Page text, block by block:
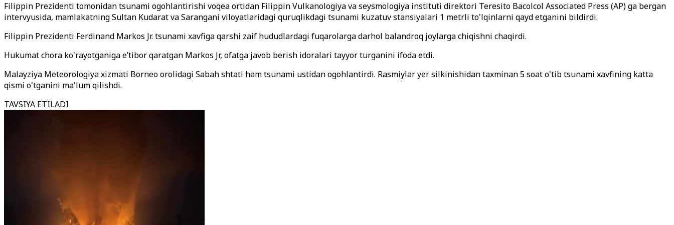
Filippin Prezidenti tomonidan tsunami ogohlantirishi voqea ortidan Filippin Vulkanologiya va seysmologiya instituti direktori Teresito Bacolcol Associated Press (AP) ga bergan
intervyusida, mamlakatning Sultan Kudarat va Sarangani viloyatlaridagi quruqlikdagi tsunami kuzatuv stansiyalari 1 metrli to'lqinlarni qayd etganini bildirdi.
Filippin Prezidenti Ferdinand Markos Jr. tsunami xavfiga qarshi zaif hududlardagi fuqarolarga darhol balandroq joylarga chiqishni chaqirdi.
Hukumat chora ko'rayotganiga e’tibor qaratgan Markos Jr, ofatga javob berish idoralari tayyor turganini ifoda etdi.
Malayziya Meteorologiya xizmati Borneo orolidagi Sabah shtati ham tsunami ustidan ogohlantirdi. Rasmiylar yer silkinishidan taxminan 5 soat o'tib tsunami xavfining katta
qismi o'tganini ma'lum qilishdi.
TAVSIYA ETILADI